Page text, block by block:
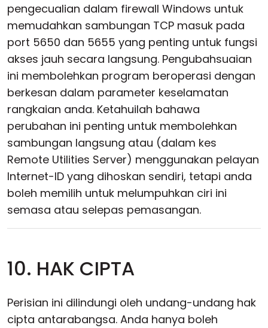
pengecualian dalam firewall Windows untuk
memudahkan sambungan TCP masuk pada
port 5650 dan 5655 yang penting untuk fungsi
akses jauh secara langsung. Pengubahsuaian
ini membolehkan program beroperasi dengan
berkesan dalam parameter keselamatan
rangkaian anda. Ketahuilah bahawa
perubahan ini penting untuk membolehkan
sambungan langsung atau (dalam kes
Remote Utilities Server) menggunakan pelayan
Internet-ID yang dihoskan sendiri, tetapi anda
boleh memilih untuk melumpuhkan ciri ini
semasa atau selepas pemasangan.
10. HAK CIPTA
Perisian ini dilindungi oleh undang-undang hak
cipta antarabangsa. Anda hanya boleh